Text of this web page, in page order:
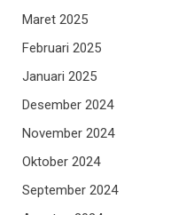
Maret 2025
Februari 2025
Januari 2025
Desember 2024
November 2024
Oktober 2024
September 2024